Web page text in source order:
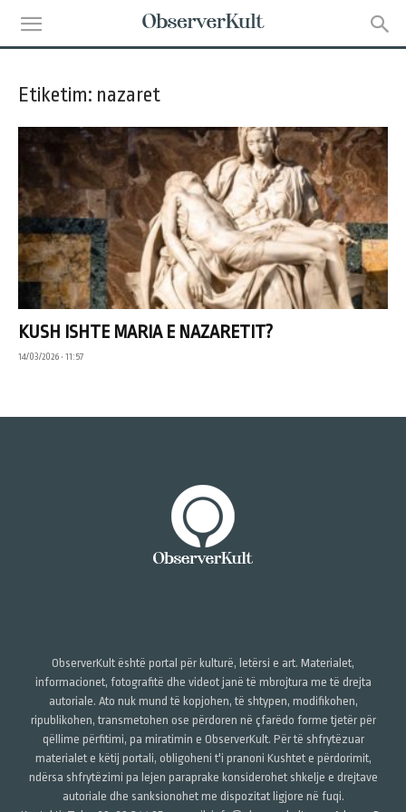
Etiketim: nazaret
KUSH ISHTE MARIA E NAZARETIT?
14/03/2026 • 11:57
ObserverKult është portal për kulturë, letërsi e art. Materialet,
informacionet, fotografitë dhe videot janë të mbrojtura me të drejta
autoriale. Ato nuk mund të kopjohen, të shtypen, modifikohen,
ripublikohen, transmetohen ose përdoren në çfarëdo forme tjetër për
qëllime përfitimi, pa miratimin e ObserverKult. Për të shfrytëzuar
materialet e këtij portali, obligoheni t'i pranoni Kushtet e përdorimit,
ndërsa shfrytëzimi pa lejen paraprake konsiderohet shkelje e drejtave
autoriale dhe sanksionohet me dispozitat ligjore në fuqi.